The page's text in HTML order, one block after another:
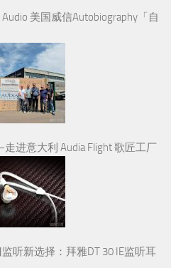
美国威信Autobiography「自
进意大利 Audia Flight 歌匠工厂
听新选择：拜雅DT 30 IE监听耳